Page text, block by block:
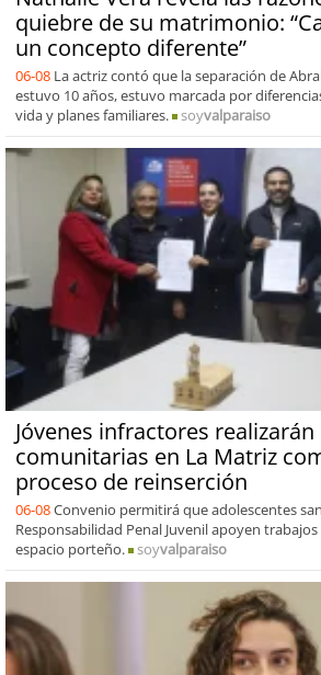
quiebre de su matrimonio:
un concepto diferente”
06-08 La actriz contó que la separación de
estuvo 10 años, estuvo marcada por
vida y planes familiares.
soyvalparaiso
Jóvenes infractores
comunitarias en La Matriz
proceso de reinserción
06-08Convenio permitirá que adolescentes
Responsabilidad Penal Juvenil apoyen
espacio porteño.
soyvalparaiso